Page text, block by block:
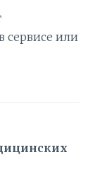
сервисе или